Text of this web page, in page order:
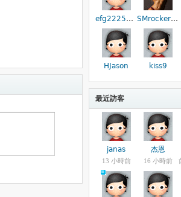
efg2225558 SMrocker8402
HJason kiss9
最近訪客
janas
13 小時前
杰恩
16 小時前